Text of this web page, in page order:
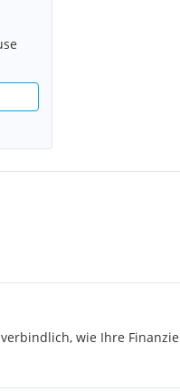
wie Ihre